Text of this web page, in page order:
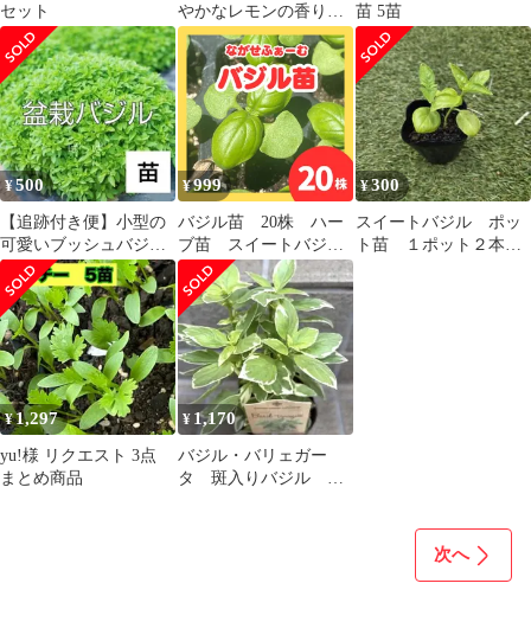
セット
やかなレモンの香り✨
レモンバジル✨抜き苗
✨
苗 5苗
¥500
【追跡付き便】小型の
可愛いブッシュバジル
ハーブ苗 そのまま使え
る♪
¥999
バジル苗 20株 ハー
ブ苗 スイートバジ
ル クリックポスト
サカタのタネ
¥300
スイートバジル ポッ
ト苗 １ポット２本入
¥1,297
yu!様 リクエスト 3点
まとめ商品
¥ 1,170
バジル・バリェガー
タ 斑入りバジル 希
次へ